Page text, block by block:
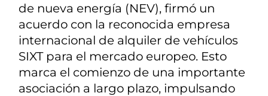
de nueva energía (NEV), firmó un
acuerdo con la reconocida empresa
internacional de alquiler de vehículos
SIXT para el mercado europeo. Esto
marca el comienzo de una importante
asociación a largo plazo, impulsando